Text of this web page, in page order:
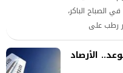
الصباح الباكر،
رطب على
الأنحاء.
الأرصاد